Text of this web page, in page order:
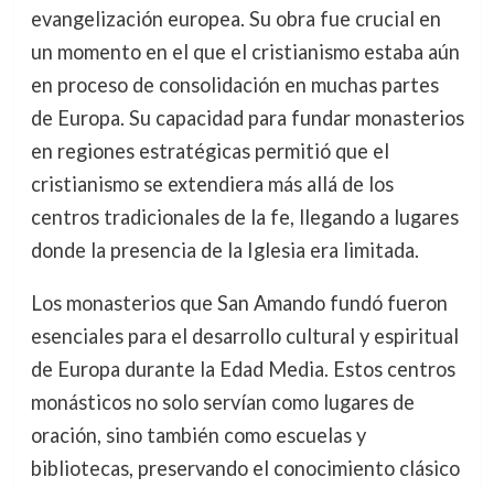
evangelización europea. Su obra fue crucial en
un momento en el que el cristianismo estaba aún
en proceso de consolidación en muchas partes
de Europa. Su capacidad para fundar monasterios
en regiones estratégicas permitió que el
cristianismo se extendiera más allá de los
centros tradicionales de la fe, llegando a lugares
donde la presencia de la Iglesia era limitada.
Los monasterios que San Amando fundó fueron
esenciales para el desarrollo cultural y espiritual
de Europa durante la Edad Media. Estos centros
monásticos no solo servían como lugares de
oración, sino también como escuelas y
bibliotecas, preservando el conocimiento clásico